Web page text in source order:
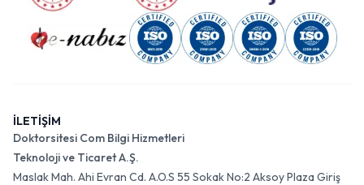
İLETİŞİM
Doktorsitesi Com Bilgi Hizmetleri
Teknoloji ve Ticaret A.Ş.
Maslak Mah. Ahi Evran Cd. A.O.S 55 Sokak No:2 Aksoy Plaza Giriş